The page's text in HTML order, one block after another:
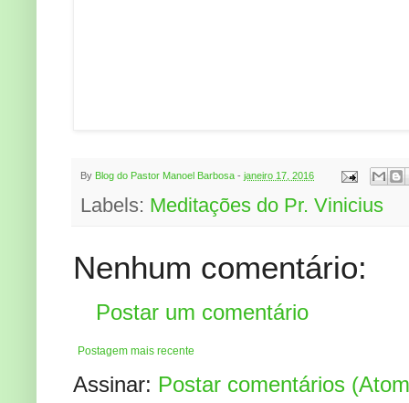
By Blog do Pastor Manoel Barbosa - janeiro 17, 2016
Labels: Meditações do Pr. Vinicius
Nenhum comentário:
Postar um comentário
Postagem mais recente
Assinar: Postar comentários